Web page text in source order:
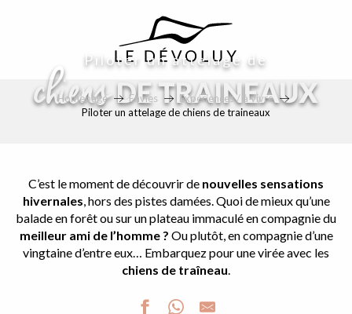
Piloter un attelage de
chiensDE TRAINEAUX
Homepage Envies
Expériences / à vivre
Piloter un attelage de chiens de traineaux
C’est le moment de découvrir de nouvelles sensations
hivernales, hors des pistes damées. Quoi de mieux qu’une
balade en forêt ou sur un plateau immaculé en compagnie du
meilleur ami de l’homme ? Ou plutôt, en compagnie d’une
vingtaine d’entre eux… Embarquez pour une virée avec les
chiens de traîneau.